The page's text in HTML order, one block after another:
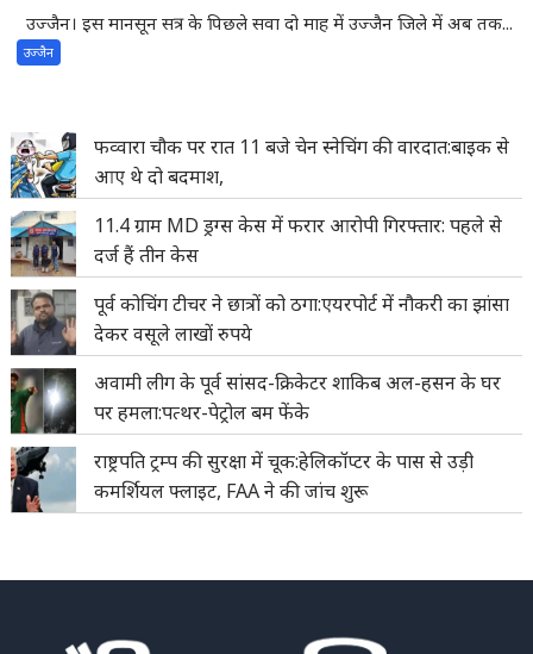
मौसम साफ -प्रदेश में वर्षा का घाटा बढकर 18 फीसदी तक
पहुंचा,55 में से 43 जिले सामान्य वर्षा से पीछे
उज्जैन। इस मानसून सत्र के पिछले सवा दो माह में उज्जैन जिले में अब तक...
उज्जैन
फव्वारा चौक पर रात 11 बजे चेन स्नेचिंग की वारदात:बाइक से
आए थे दो बदमाश,
11.4 ग्राम MD ड्रग्स केस में फरार आरोपी गिरफ्तार: पहले से
दर्ज हैं तीन केस
पूर्व कोचिंग टीचर ने छात्रों को ठगा:एयरपोर्ट में नौकरी का झांसा
देकर वसूले लाखों रुपये
अवामी लीग के पूर्व सांसद-क्रिकेटर शाकिब अल-हसन के घर
पर हमला:पत्थर-पेट्रोल बम फेंके
राष्ट्रपति ट्रम्प की सुरक्षा में चूक:हेलिकॉप्टर के पास से उड़ी
कमर्शियल फ्लाइट, FAA ने की जांच शुरू